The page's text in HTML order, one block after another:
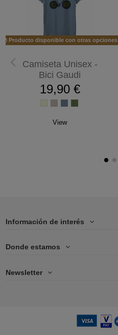
Producto disponible con otras opciones
Camiseta Unisex -
Bici Gaudi
19,90 €
View
Información de interés
Donde estamos
Newsletter